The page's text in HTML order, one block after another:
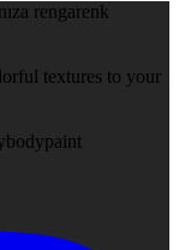
rengarenk
textures to your